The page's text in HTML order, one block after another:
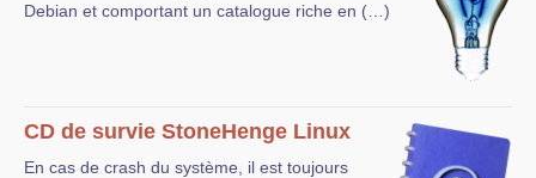
Debian et comportant un catalogue riche en (…)
CD de survie StoneHenge Linux
En cas de crash du système, il est toujours